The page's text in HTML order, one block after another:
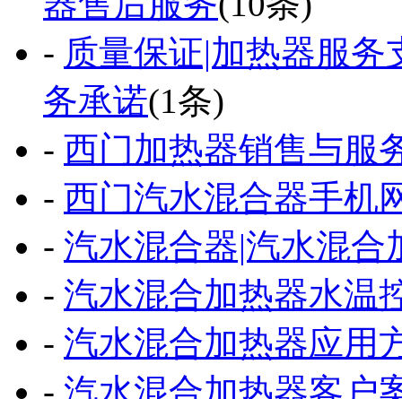
- 质量保证|加热器服
务承诺(1条)
- 西门加热器销售与服
- 西门汽水混合器手机
- 汽水混合器|汽水混合
- 汽水混合加热器水温
- 汽水混合加热器应用